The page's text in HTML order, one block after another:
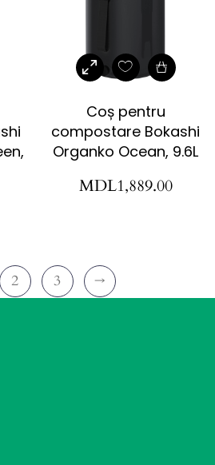
Coș pentru
compostare Bokashi
Organko Ocean, 9.6L
MDL1,889.00
2 3 →